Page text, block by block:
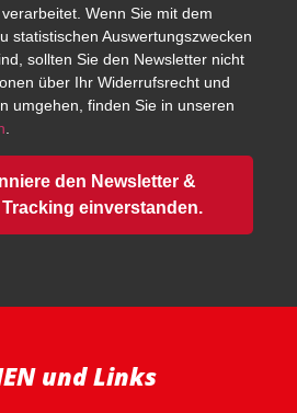
Wenn Sie mit dem
statistischen Auswertungszwecken
sollten Sie den Newsletter nicht
über Ihr Widerrufsrecht und
umgehen, finden Sie in unseren
den Newsletter &
Tracking einverstanden.
und Links